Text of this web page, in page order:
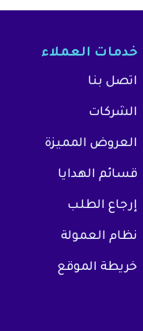
خدمات العملاء
اتصل بنا
الشركات
العروض المميزة
قسائم الهدايا
إرجاع الطلب
نظام العمولة
خريطة الموقع